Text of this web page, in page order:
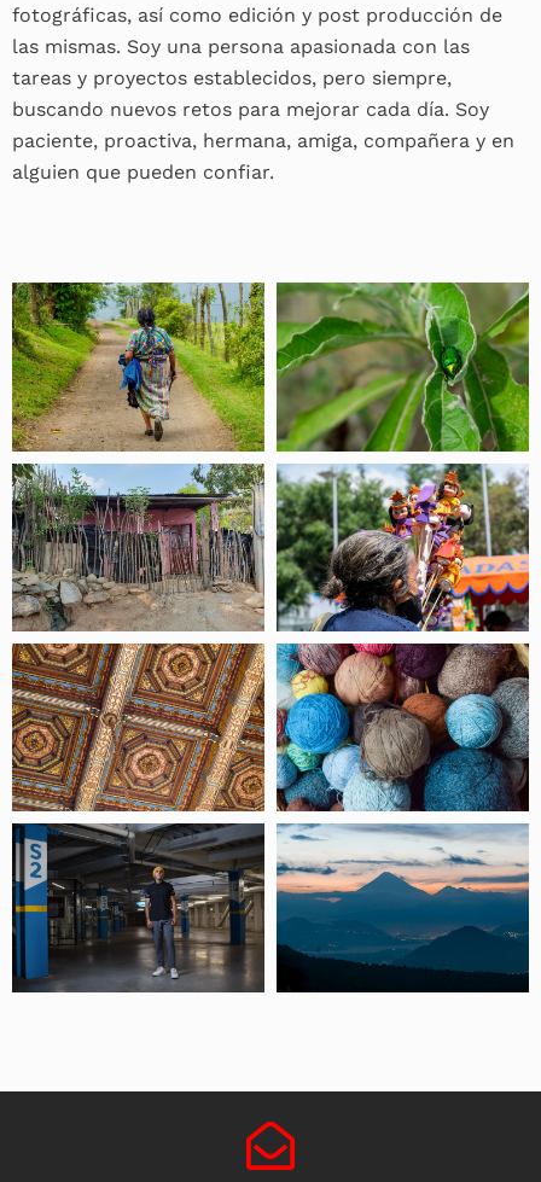
fotográficas, así como edición y post producción de
las mismas. Soy una persona apasionada con las
tareas y proyectos establecidos, pero siempre,
buscando nuevos retos para mejorar cada día. Soy
paciente, proactiva, hermana, amiga, compañera y en
alguien que pueden confiar.